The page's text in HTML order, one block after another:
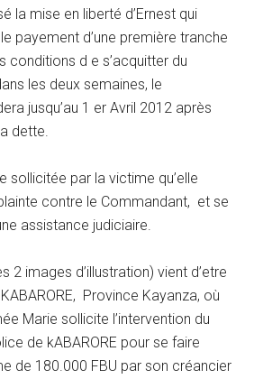
la mise en liberté d’Ernest qui
payement d’une première tranche
conditions d e s’acquitter du
les deux semaines, le
jusqu’au 1 er Avril 2012 après
dette.
sollicitée par la victime qu’elle
contre le Commandant, et se
assistance judiciaire.
2 images d’illustration) vient d’etre
Province Kayanza, où
Marie sollicite l’intervention du
de kABARORE pour se faire
de 180.000 FBU par son créancier